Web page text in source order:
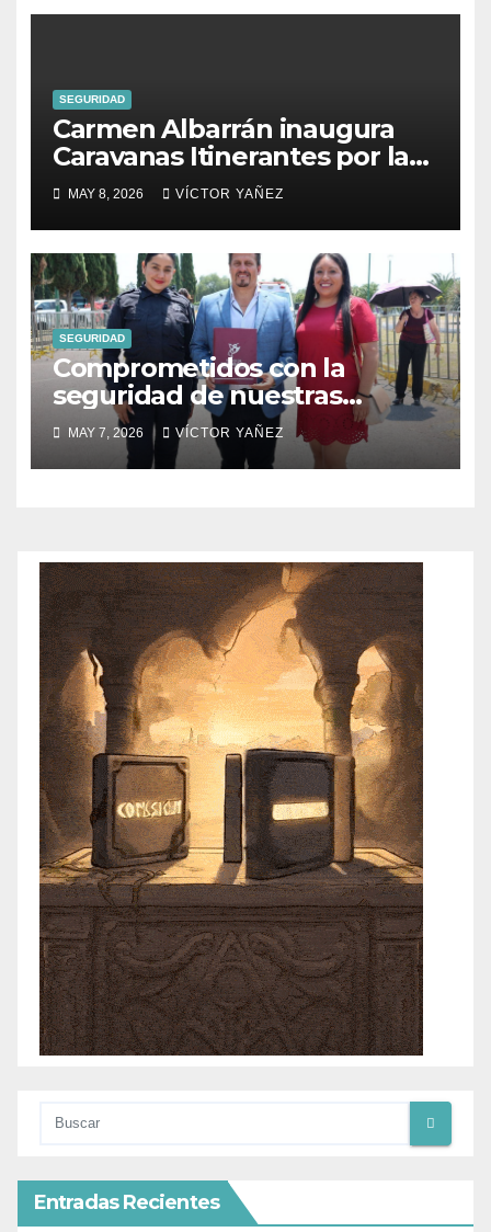
SEGURIDAD
Carmen Albarrán inaugura
Caravanas Itinerantes por la
Justicia Social en Donato
Guerra
MAY 8, 2026 VÍCTOR YAÑEZ
SEGURIDAD
Comprometidos con la
seguridad de nuestras
familias.
MAY 7, 2026 VÍCTOR YAÑEZ
Entradas Recientes